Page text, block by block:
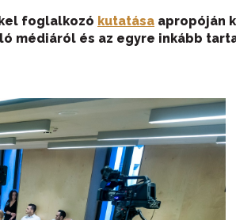
foglalkozó kutatása apropóján
médiáról és az egyre inkább